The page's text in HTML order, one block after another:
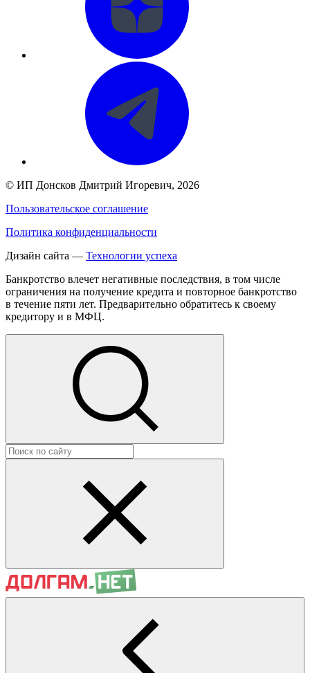
© ИП Донсков Дмитрий Игоревич, 2026
Пользовательское соглашение
Политика конфиденциальности
Дизайн сайта — Технологии успеха
Банкротство влечет негативные последствия, в том числе
ограничения на получение кредита и повторное банкротство
в течение пяти лет. Предварительно обратитесь к своему
кредитору и в МФЦ.